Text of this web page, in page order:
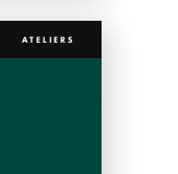
ATELIERS